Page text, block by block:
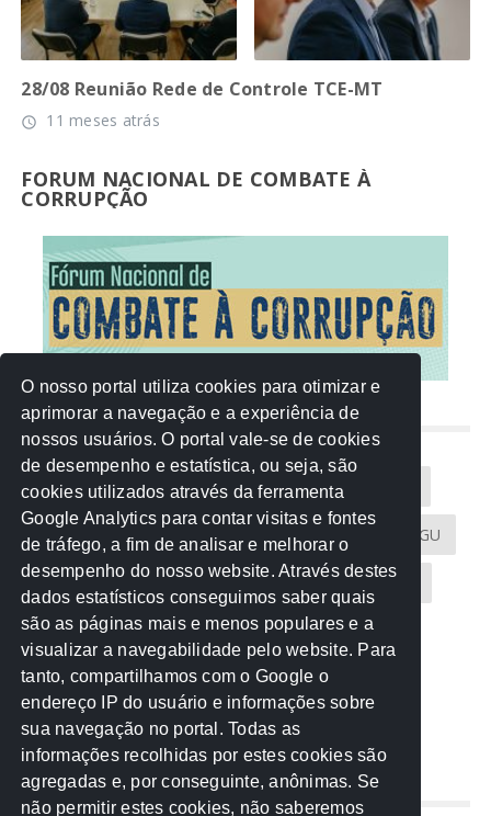
28/08 Reunião Rede de Controle TCE-MT
access_time 11 meses atrás
FORUM NACIONAL DE COMBATE À
CORRUPÇÃO
NUVEM DE TAGS
Acontece na Rede AGU AMM
Atricon Audicom CAU-MT CGU
CREA-MT Eventos MPC-MT MPE-MT
MPF Notícias PF PGE-MT PGR
Receita Federal Sem categoria
TCE-MT TCU TRE
REDE NOS ESTADOS
O nosso portal utiliza cookies para otimizar e
aprimorar a navegação e a experiência de
nossos usuários. O portal vale-se de cookies
de desempenho e estatística, ou seja, são
cookies utilizados através da ferramenta
Google Analytics para contar visitas e fontes
de tráfego, a fim de analisar e melhorar o
desempenho do nosso website. Através destes
dados estatísticos conseguimos saber quais
são as páginas mais e menos populares e a
visualizar a navegabilidade pelo website. Para
tanto, compartilhamos com o Google o
endereço IP do usuário e informações sobre
sua navegação no portal. Todas as
informações recolhidas por estes cookies são
agregadas e, por conseguinte, anônimas. Se
não permitir estes cookies, não saberemos